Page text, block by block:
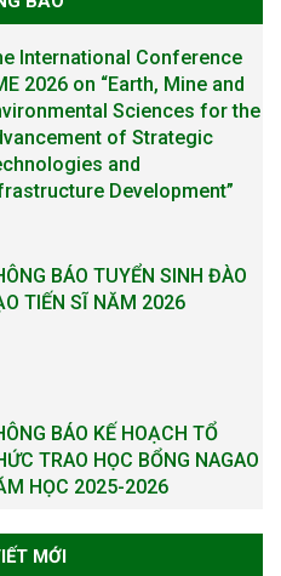
International Conference
2026 on “Earth, Mine and
Sciences for the
of Strategic
and
Development”
BÁO TUYỂN SINH ĐÀO
TIẾN SĨ NĂM 2026
BÁO KẾ HOẠCH TỔ
TRAO HỌC BỔNG NAGAO
HỌC 2025-2026
MỚI